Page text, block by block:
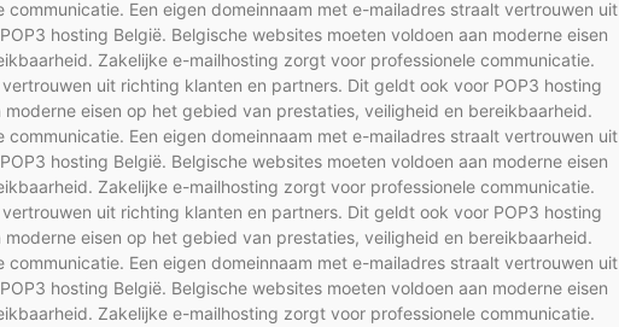
Een eigen domeinnaam met e-mailadres straalt vertrouwen uit
hosting België. Belgische websites moeten voldoen aan moderne eisen
Zakelijke e-mailhosting zorgt voor professionele communicatie.
uit richting klanten en partners. Dit geldt ook voor POP3 hosting
eisen op het gebied van prestaties, veiligheid en bereikbaarheid.
Een eigen domeinnaam met e-mailadres straalt vertrouwen uit
hosting België. Belgische websites moeten voldoen aan moderne eisen
Zakelijke e-mailhosting zorgt voor professionele communicatie.
uit richting klanten en partners. Dit geldt ook voor POP3 hosting
eisen op het gebied van prestaties, veiligheid en bereikbaarheid.
Een eigen domeinnaam met e-mailadres straalt vertrouwen uit
hosting België. Belgische websites moeten voldoen aan moderne eisen
Zakelijke e-mailhosting zorgt voor professionele communicatie.